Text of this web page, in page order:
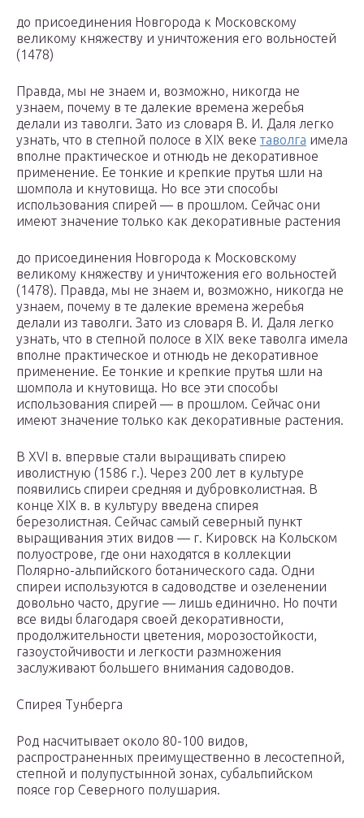
до присоединения Новгорода к Московскому
великому княжеству и уничтожения его вольностей
(1478)
Правда, мы не знаем и, возможно, никогда не
узнаем, почему в те далекие времена жеребья
делали из таволги. Зато из словаря В. И. Даля легко
узнать, что в степной полосе в XIX веке таволга имела
вполне практическое и отнюдь не декоративное
применение. Ее тонкие и крепкие прутья шли на
шомпола и кнутовища. Но все эти способы
использования спирей — в прошлом. Сейчас они
имеют значение только как декоративные растения
до присоединения Новгорода к Московскому
великому княжеству и уничтожения его вольностей
(1478). Правда, мы не знаем и, возможно, никогда не
узнаем, почему в те далекие времена жеребья
делали из таволги. Зато из словаря В. И. Даля легко
узнать, что в степной полосе в XIX веке таволга имела
вполне практическое и отнюдь не декоративное
применение. Ее тонкие и крепкие прутья шли на
шомпола и кнутовища. Но все эти способы
использования спирей — в прошлом. Сейчас они
имеют значение только как декоративные растения.
В XVI в. впервые стали выращивать спирею
иволистную (1586 г.). Через 200 лет в культуре
появились спиреи средняя и дубровколистная. В
конце XIX в. в культуру введена спирея
березолистная. Сейчас самый северный пункт
выращивания этих видов — г. Кировск на Кольском
полуострове, где они находятся в коллекции
Полярно-альпийского ботанического сада. Одни
спиреи используются в садоводстве и озеленении
довольно часто, другие — лишь единично. Но почти
все виды благодаря своей декоративности,
продолжительности цветения, морозостойкости,
газоустойчивости и легкости размножения
заслуживают большего внимания садоводов.
Спирея Тунберга
Род насчитывает около 80-100 видов,
распространенных преимущественно в лесостепной,
степной и полупустынной зонах, субальпийском
поясе гор Северного полушария.